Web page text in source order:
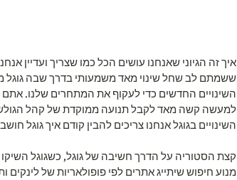
איך זה הגיוני שאנחנו עושים הכל כמו שצריך ועדיין
ששמתם לב שחל שינוי מאד משמעותי בדרך שבה גוגל
השינויים החדשים כדי לעקוף את המתחרים שלנו.
למעשה קשה מאד לקבל תנועה ממוקדת של קהל
השינויים בגוגל אנחנו צריכים להבין קודם איך גוגל
מנוע חיפוש שיתייג אתרים לפי פופולאריות של